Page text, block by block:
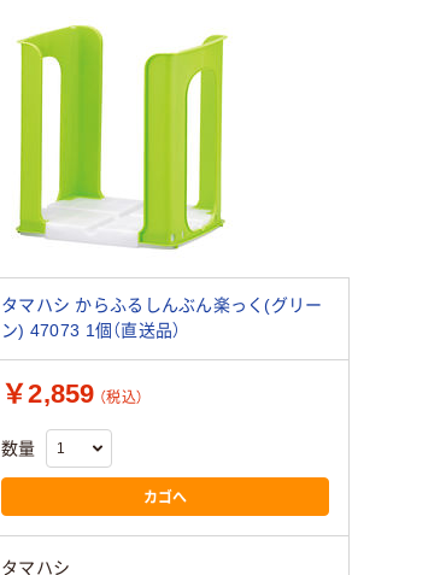
タマハシ からふるしんぶん楽っく(グリー
ン) 47073 1個（直送品）
￥2,859 （税込）
数量
カゴへ
タマハシ